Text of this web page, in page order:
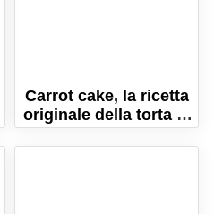
Carrot cake, la ricetta
originale della torta di
carote americana!